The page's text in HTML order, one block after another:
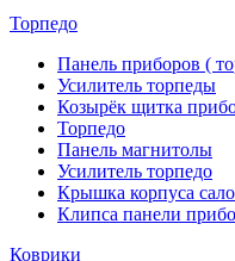
Торпедо
Панель приборов (
Усилитель торпеды
Козырёк щитка
Торпедо
Панель магнитолы
Усилитель торпедо
Крышка корпуса
Клипса панели
Коврики